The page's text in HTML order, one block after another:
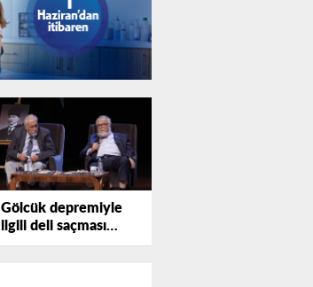
Gölcük depremiyle
ilgili deli saçması
sözler profesörü